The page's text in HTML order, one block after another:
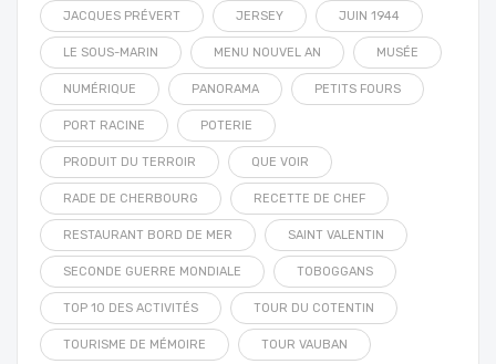
JACQUES PRÉVERT JERSEY JUIN 1944
LE SOUS-MARIN MENU NOUVEL AN MUSÉE
NUMÉRIQUE PANORAMA PETITS FOURS
PORT RACINE POTERIE
PRODUIT DU TERROIR QUE VOIR
RADE DE CHERBOURG RECETTE DE CHEF
RESTAURANT BORD DE MER SAINT VALENTIN
SECONDE GUERRE MONDIALE TOBOGGANS
TOP 10 DES ACTIVITÉS TOUR DU COTENTIN
TOURISME DE MÉMOIRE TOUR VAUBAN